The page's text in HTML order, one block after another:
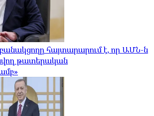
հայտարարում է, որ ԱՄՆ-ն
թատերական